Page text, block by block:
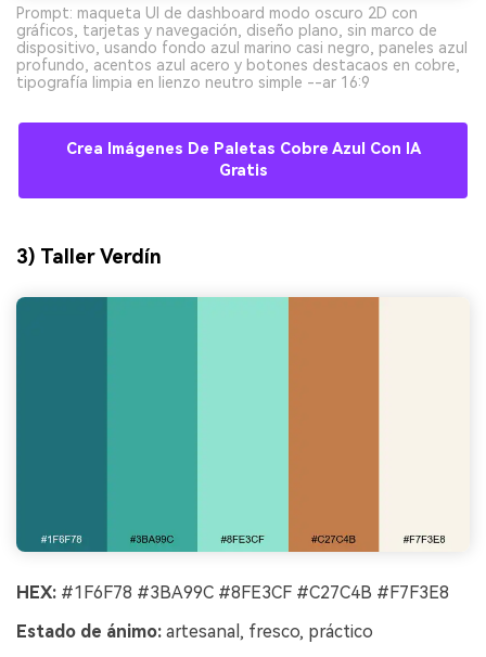
Prompt: maqueta UI de dashboard modo oscuro 2D con
gráficos, tarjetas y navegación, diseño plano, sin marco de
dispositivo, usando fondo azul marino casi negro, paneles azul
profundo, acentos azul acero y botones destacaos en cobre,
tipografía limpia en lienzo neutro simple --ar 16:9
Crea Imágenes De Paletas Cobre Azul Con IA
Gratis
3) Taller Verdín
HEX: #1F6F78 #3BA99C #8FE3CF #C27C4B #F7F3E8
Estado de ánimo: artesanal, fresco, práctico